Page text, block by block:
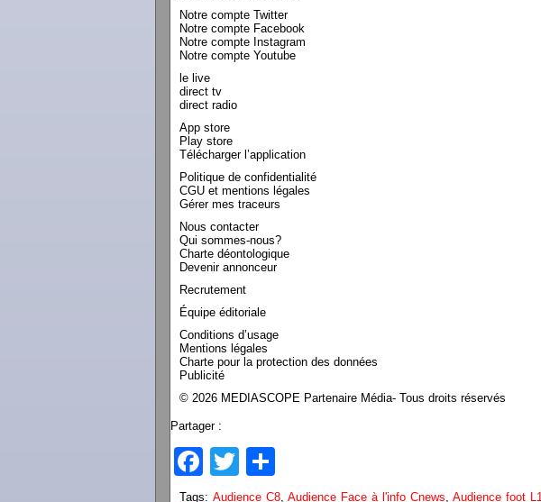
Notre compte Twitter
Notre compte Facebook
Notre compte Instagram
Notre compte Youtube
le live
direct tv
direct radio
App store
Play store
Télécharger l’application
Politique de confidentialité
CGU et mentions légales
Gérer mes traceurs
Nous contacter
Qui sommes-nous?
Charte déontologique
Devenir annonceur
Recrutement
Équipe éditoriale
Conditions d’usage
Mentions légales
Charte pour la protection des données
Publicité
© 2026 MEDIASCOPE Partenaire Média- Tous droits réservés
Partager :
Facebook
Twitter
Tags: Audience C8,Audience Face à l'info Cnews ,Audience foot L1